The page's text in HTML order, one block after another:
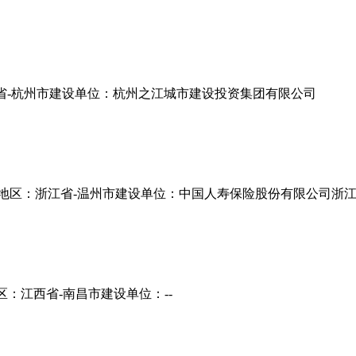
-杭州市建设单位：杭州之江城市建设投资集团有限公司
区：浙江省-温州市建设单位：中国人寿保险股份有限公司浙
：江西省-南昌市建设单位：--